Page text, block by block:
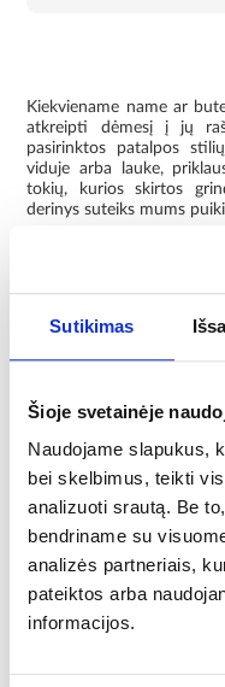
Sutikimas
Šioje svetainėje
Naudojame slapukus,
bei skelbimus, teikti
analizuoti srautą. Be
bendriname su
analizės partneriais,
pateiktos arba
informacijos.
Kiekviename name ar
atkreipti dėmesį į jų
pasirinktos patalpos
viduje arba lauke,
tokių, kurios skirtos
derinys suteiks mums
Akmuo yra puikus
Informacija
Spalva:
Rūšis:
I
M2 skaičius pakuotėje:
0,44
NE